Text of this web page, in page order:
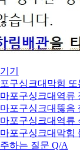
기
구싱크대막힘
포구싱크대역류
포구싱크대뚫음
포구싱크대역류
포구싱크대막힘
하는 질문 Q/A